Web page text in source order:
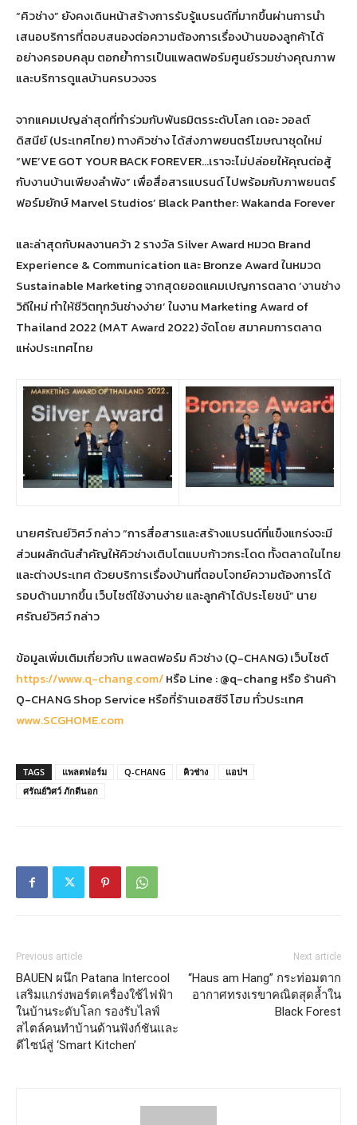
“คิวช่าง” ยังคงเดินหน้าสร้างการรับรู้แบรนด์ที่มากขึ้นผ่านการนำ
เสนอบริการที่ตอบสนองต่อความต้องการเรื่องบ้านของลูกค้าได้
อย่างครอบคลุม ตอกย้ำการเป็นแพลตฟอร์มศูนย์รวมช่างคุณภาพ
และบริการดูแลบ้านครบวงจร
จากแคมเปญล่าสุดที่ทำร่วมกับพันธมิตรระดับโลก เดอะ วอลต์
ดิสนีย์ (ประเทศไทย) ทางคิวช่าง ได้ส่งภาพยนตร์โฆษณาชุดใหม่
“WE’VE GOT YOUR BACK FOREVER…เราจะไม่ปล่อยให้คุณต่อสู้
กับงานบ้านเพียงลำพัง” เพื่อสื่อสารแบรนด์ ไปพร้อมกับภาพยนตร์
ฟอร์มยักษ์ Marvel Studios’ Black Panther: Wakanda Forever
และล่าสุดกับผลงานคว้า 2 รางวัล Silver Award หมวด Brand
Experience & Communication และ Bronze Award ในหมวด
Sustainable Marketing จากสุดยอดแคมเปญการตลาด ‘งานช่าง
วิถีใหม่ ทำให้ชีวิตทุกวันช่างง่าย’ ในงาน Marketing Award of
Thailand 2022 (MAT Award 2022) จัดโดย สมาคมการตลาด
แห่งประเทศไทย
นายศรัณย์วิศว์ กล่าว “การสื่อสารและสร้างแบรนด์ที่แข็งแกร่งจะมี
ส่วนผลักดันสำคัญให้คิวช่างเติบโตแบบก้าวกระโดด ทั้งตลาดในไทย
และต่างประเทศ ด้วยบริการเรื่องบ้านที่ตอบโจทย์ความต้องการได้
รอบด้านมากขึ้น เว็บไซต์ใช้งานง่าย และลูกค้าได้ประโยชน์” นาย
ศรัณย์วิศว์ กล่าว
ข้อมูลเพิ่มเติมเกี่ยวกับ แพลตฟอร์ม คิวช่าง (Q-CHANG) เว็บไซต์
https://www.q-chang.com/หรือ Line : @q-chang หรือ ร้านค้า
Q-CHANG Shop Service หรือที่ร้านเอสซีจี โฮม ทั่วประเทศ
www.SCGHOME.com
TAGS แพลตฟอร์ม Q-CHANG คิวช่าง
แอปฯ
ศรัณย์วิศว์ ภักดีนอก
Previous article
BAUEN ผนึก Patana Intercool
เสริมแกร่งพอร์ตเครื่องใช้ไฟฟ้า
ในบ้านระดับโลก รองรับไลฟ์
สไตล์คนทำบ้านด้านฟังก์ชันและ
ดีไซน์สู่ ‘Smart Kitchen’
Next article
“Haus am Hang” กระท่อมตาก
อากาศทรงเรขาคณิตสุดล้ำใน
Black Forest